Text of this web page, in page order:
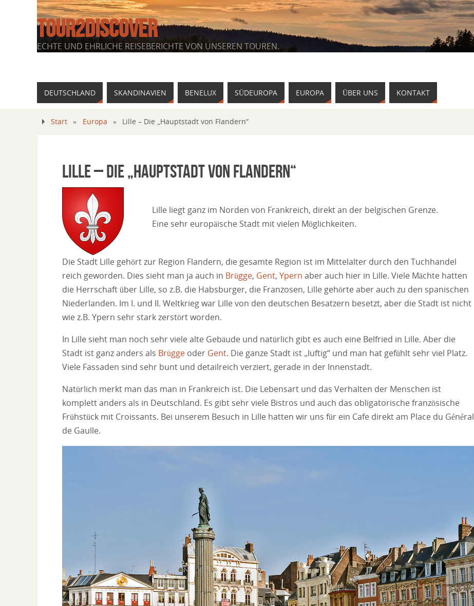
TOUR2DISCOVER
ECHTE UND EHRLICHE REISEBERICHTE VON UNSEREN TOUREN.
DEUTSCHLAND SKANDINAVIEN BENELUX SÜDEUROPA EUROPA ÜBER UNS KONTAKT
Start » Europa » Lille – Die „Hauptstadt von Flandern“
Lille – Die „Hauptstadt von Flandern“
Lille liegt ganz im Norden von Frankreich, direkt an der belgischen Grenze.
Eine sehr europäische Stadt mit vielen Möglichkeiten.
Die Stadt Lille gehört zur Region Flandern, die gesamte Region ist im Mittelalter durch den Tuchhandel
reich geworden. Dies sieht man ja auch in Brügge, Gent, Ypern aber auch hier in Lille. Viele Mächte hatten
die Herrschaft über Lille, so z.B. die Habsburger, die Franzosen, Lille gehörte aber auch zu den spanischen
Niederlanden. Im I. und II. Weltkrieg war Lille von den deutschen Besatzern besetzt, aber die Stadt ist nicht
wie z.B. Ypern sehr stark zerstört worden.
In Lille sieht man noch sehr viele alte Gebäude und natürlich gibt es auch eine Belfried in Lille. Aber die
Stadt ist ganz anders als Brügge oder Gent. Die ganze Stadt ist „luftig“ und man hat gefühlt sehr viel Platz.
Viele Fassaden sind sehr bunt und detailreich verziert, gerade in der Innenstadt.
Natürlich merkt man das man in Frankreich ist. Die Lebensart und das Verhalten der Menschen ist
komplett anders als in Deutschland. Es gibt sehr viele Bistros und auch das obligatorische französische
Frühstück mit Croissants. Bei unserem Besuch in Lille hatten wir uns für ein Cafe direkt am Place du Général
de Gaulle.